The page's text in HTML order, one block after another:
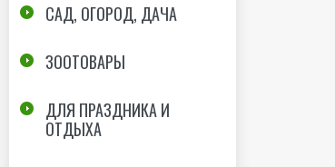
САД, ОГОРОД, ДАЧА
ЗООТОВАРЫ
ДЛЯ ПРАЗДНИКА И
ОТДЫХА